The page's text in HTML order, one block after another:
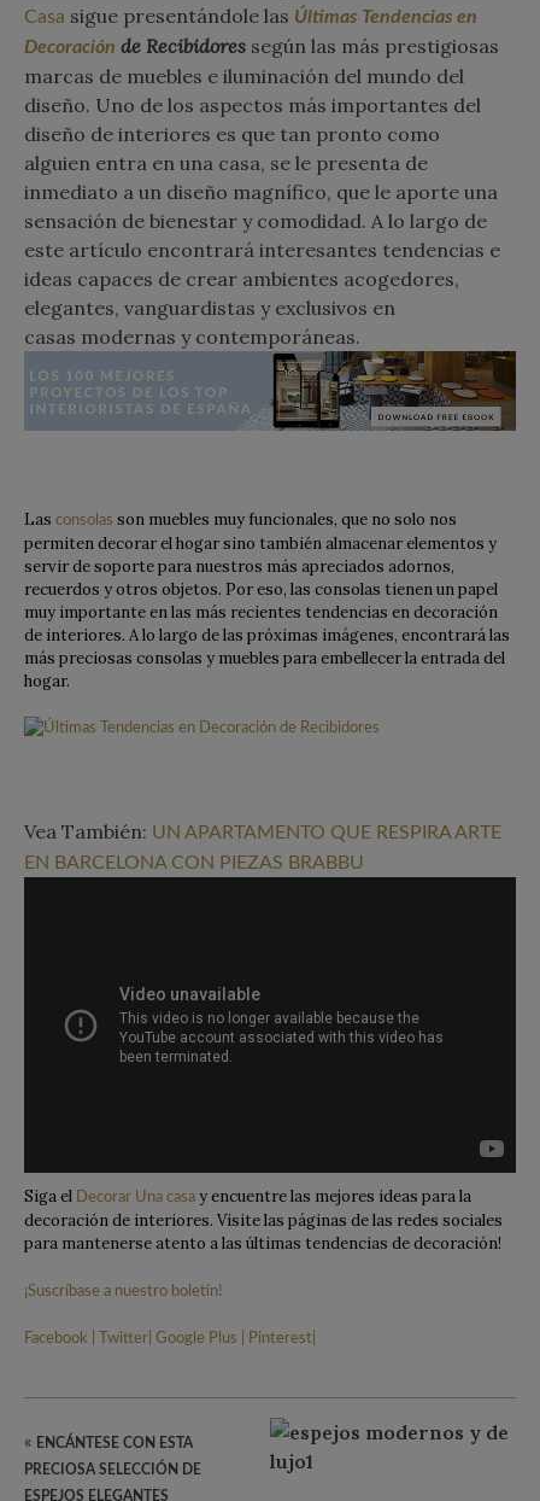
Casa sigue presentándole las Últimas Tendencias en
Decoración de Recibidores según las más prestigiosas
marcas de muebles e iluminación del mundo del
diseño. Uno de los aspectos más importantes del
diseño de interiores es que tan pronto como
alguien entra en una casa, se le presenta de
inmediato a un diseño magnífico, que le aporte una
sensación de bienestar y comodidad. A lo largo de
este artículo encontrará interesantes tendencias e
ideas capaces de crear ambientes acogedores,
elegantes, vanguardistas y exclusivos en
casas modernas y contemporáneas.
Las consolas son muebles muy funcionales, que no solo nos
permiten decorar el hogar sino también almacenar elementos y
servir de soporte para nuestros más apreciados adornos,
recuerdos y otros objetos. Por eso, las consolas tienen un papel
muy importante en las más recientes tendencias en decoración
de interiores. A lo largo de las próximas imágenes, encontrará las
más preciosas consolas y muebles para embellecer la entrada del
hogar.
Vea También: UN APARTAMENTO QUE RESPIRA ARTE
EN BARCELONA CON PIEZAS BRABBU
Siga el Decorar Una casa y encuentre las mejores ideas para la
decoración de interiores. Visite las páginas de las redes sociales
para mantenerse atento a las últimas tendencias de decoración!
¡Suscríbase a nuestro boletín!
Facebook Twitter Google Plus Pinterest
« ENCÁNTESE CON ESTA
PRECIOSA SELECCIÓN DE
ESPEJOS ELEGANTES